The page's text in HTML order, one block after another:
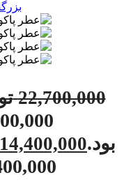
22,700,000
بود.14,400,000